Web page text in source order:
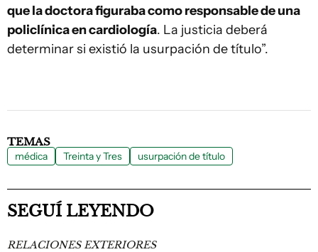
que la doctora figuraba como responsable de una
policlínica en cardiología. La justicia deberá
determinar si existió la usurpación de título”.
TEMAS
médica Treinta y Tres usurpación de título
SEGUÍ LEYENDO
RELACIONES EXTERIORES